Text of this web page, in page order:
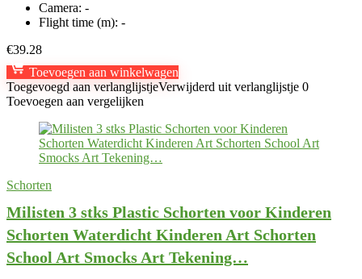
Camera: -
Flight time (m): -
€39.28
Toevoegen aan winkelwagen
Toegevoegd aan verlanglijstjeVerwijderd uit verlanglijstje 0
Toevoegen aan vergelijken
Schorten
Milisten 3 stks Plastic Schorten voor Kinderen
Schorten Waterdicht Kinderen Art Schorten
School Art Smocks Art Tekening…